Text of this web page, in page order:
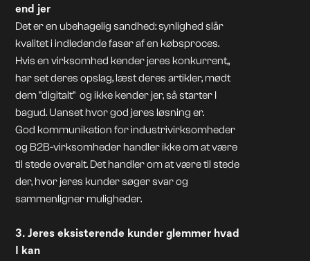
end jer
Det er en ubehagelig sandhed: synlighed slår
kvalitet i indledende faser af en købsproces.
Hvis en virksomhed kender jeres konkurrent,,
har set deres opslag, læst deres artikler, mødt
dem "digitalt" og ikke kender jer, så starter I
bagud. Uanset hvor god jeres løsning er.
God kommunikation for industrivirksomheder
og B2B-virksomheder handler ikke om at være
til stede overalt. Det handler om at være til stede
der, hvor jeres kunder søger svar og
sammenligner muligheder.
3. Jeres eksisterende kunder glemmer hvad
I kan